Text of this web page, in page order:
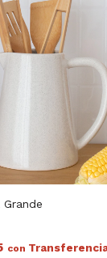
Grande
con